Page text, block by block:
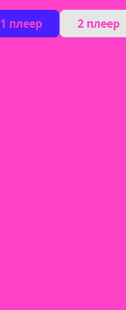
1 плеер 2 плеер